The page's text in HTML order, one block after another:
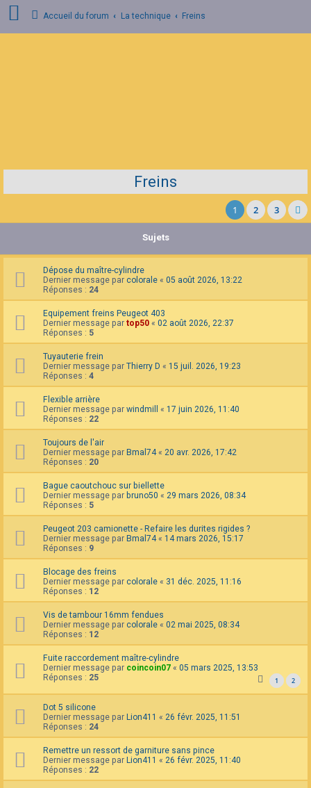
n
r
t
A
Q
Accueil du forum La technique Freins
Freins
1 2 3
Sujets
Dépose du maître-cylindre
Dernier message par colorale « 05 août 2026, 13:22
Réponses : 24
Equipement freins Peugeot 403
Dernier message par top50 « 02 août 2026, 22:37
Réponses : 5
Tuyauterie frein
Dernier message par Thierry D « 15 juil. 2026, 19:23
Réponses : 4
Flexible arrière
Dernier message par windmill « 17 juin 2026, 11:40
Réponses : 22
Toujours de l'air
Dernier message par Bmal74« 20 avr. 2026, 17:42
Réponses : 20
Bague caoutchouc sur biellette
Dernier message par bruno50 « 29 mars 2026, 08:34
Réponses : 5
Peugeot 203 camionette - Refaire les durites rigides ?
Dernier message par Bmal74« 14 mars 2026, 15:17
Réponses : 9
Blocage des freins
Dernier message par colorale « 31 déc. 2025, 11:16
Réponses : 12
Vis de tambour 16mm fendues
Dernier message par colorale « 02 mai 2025, 08:34
Réponses : 12
Fuite raccordement maître-cylindre
Dernier message par coincoin07 « 05 mars 2025, 13:53
Réponses : 25 1 2
Dot 5 silicone
Dernier message par Lion411 « 26 févr. 2025, 11:51
Réponses : 24
Remettre un ressort de garniture sans pince
Dernier message par Lion411 « 26 févr. 2025, 11:40
Réponses : 22